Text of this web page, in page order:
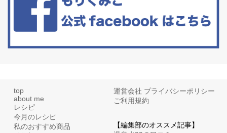
top
about me
レシピ
今月のレシピ
私のおすすめ商品
運営会社 プライバシーポリシー
ご利用規約
【編集部のオススメ記事】